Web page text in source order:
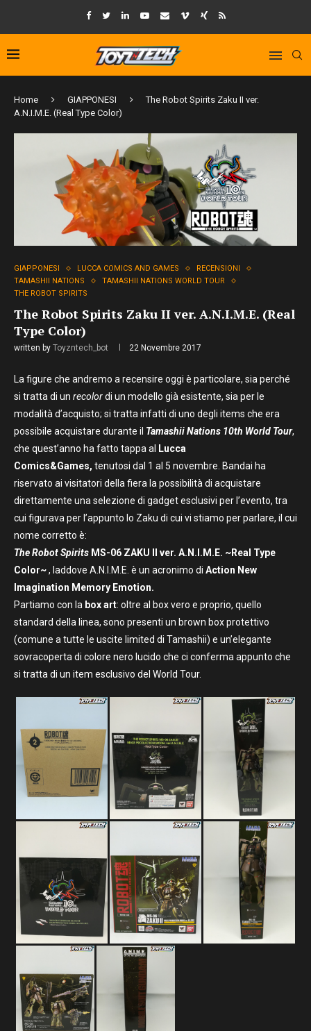
Home GIAPPONESI
The Robot Spirits Zaku II ver.
A.N.I.M.E. (Real Type Color)
GIAPPONESI LUCCA COMICS AND GAMES
RECENSIONI
TAMASHII NATIONS
TAMASHII NATIONS WORLD TOUR
THE ROBOT SPIRITS
The Robot Spirits Zaku II ver. A.N.I.M.E. (Real
Type Color)
written by Toyzntech_bot 22 Novembre 2017
La figure che andremo a recensire oggi è particolare, sia perché
si tratta di un recolordi un modello già esistente, sia per le
modalità d’acquisto; si tratta infatti di uno degli items che era
possibile acquistare durante il Tamashii Nations 10th World Tour,
che quest’anno ha fatto tappa al
Lucca
Comics&Games, tenutosi dal 1 al 5 novembre. Bandai ha
riservato ai visitatori della fiera la possibilità di acquistare
direttamente una selezione di gadget esclusivi per l’evento, tra
cui figurava per l’appunto lo Zaku di cui vi stiamo per parlare, il cui
nome corretto è:
TheRobot Spirits MS-06 ZAKU II ver. A.N.I.M.E. ~Real Type
Color~, laddove A.N.I.M.E. è un acronimo di Action New
Imagination Memory Emotion.
Partiamo con la box art: oltre al box vero e proprio, quello
standard della linea, sono presenti un brown box protettivo
(comune a tutte le uscite limited di Tamashii) e un’elegante
sovracoperta di colore nero lucido che ci conferma appunto che
si tratta di un item esclusivo del World Tour.